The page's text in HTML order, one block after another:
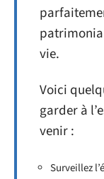
vie.
Voici
garder à
venir :
Surveillez